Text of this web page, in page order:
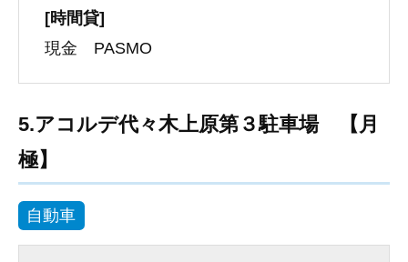
[時間貸]
現金 PASMO
5.アコルデ代々木上原第３駐車場 【月
極】
自動車